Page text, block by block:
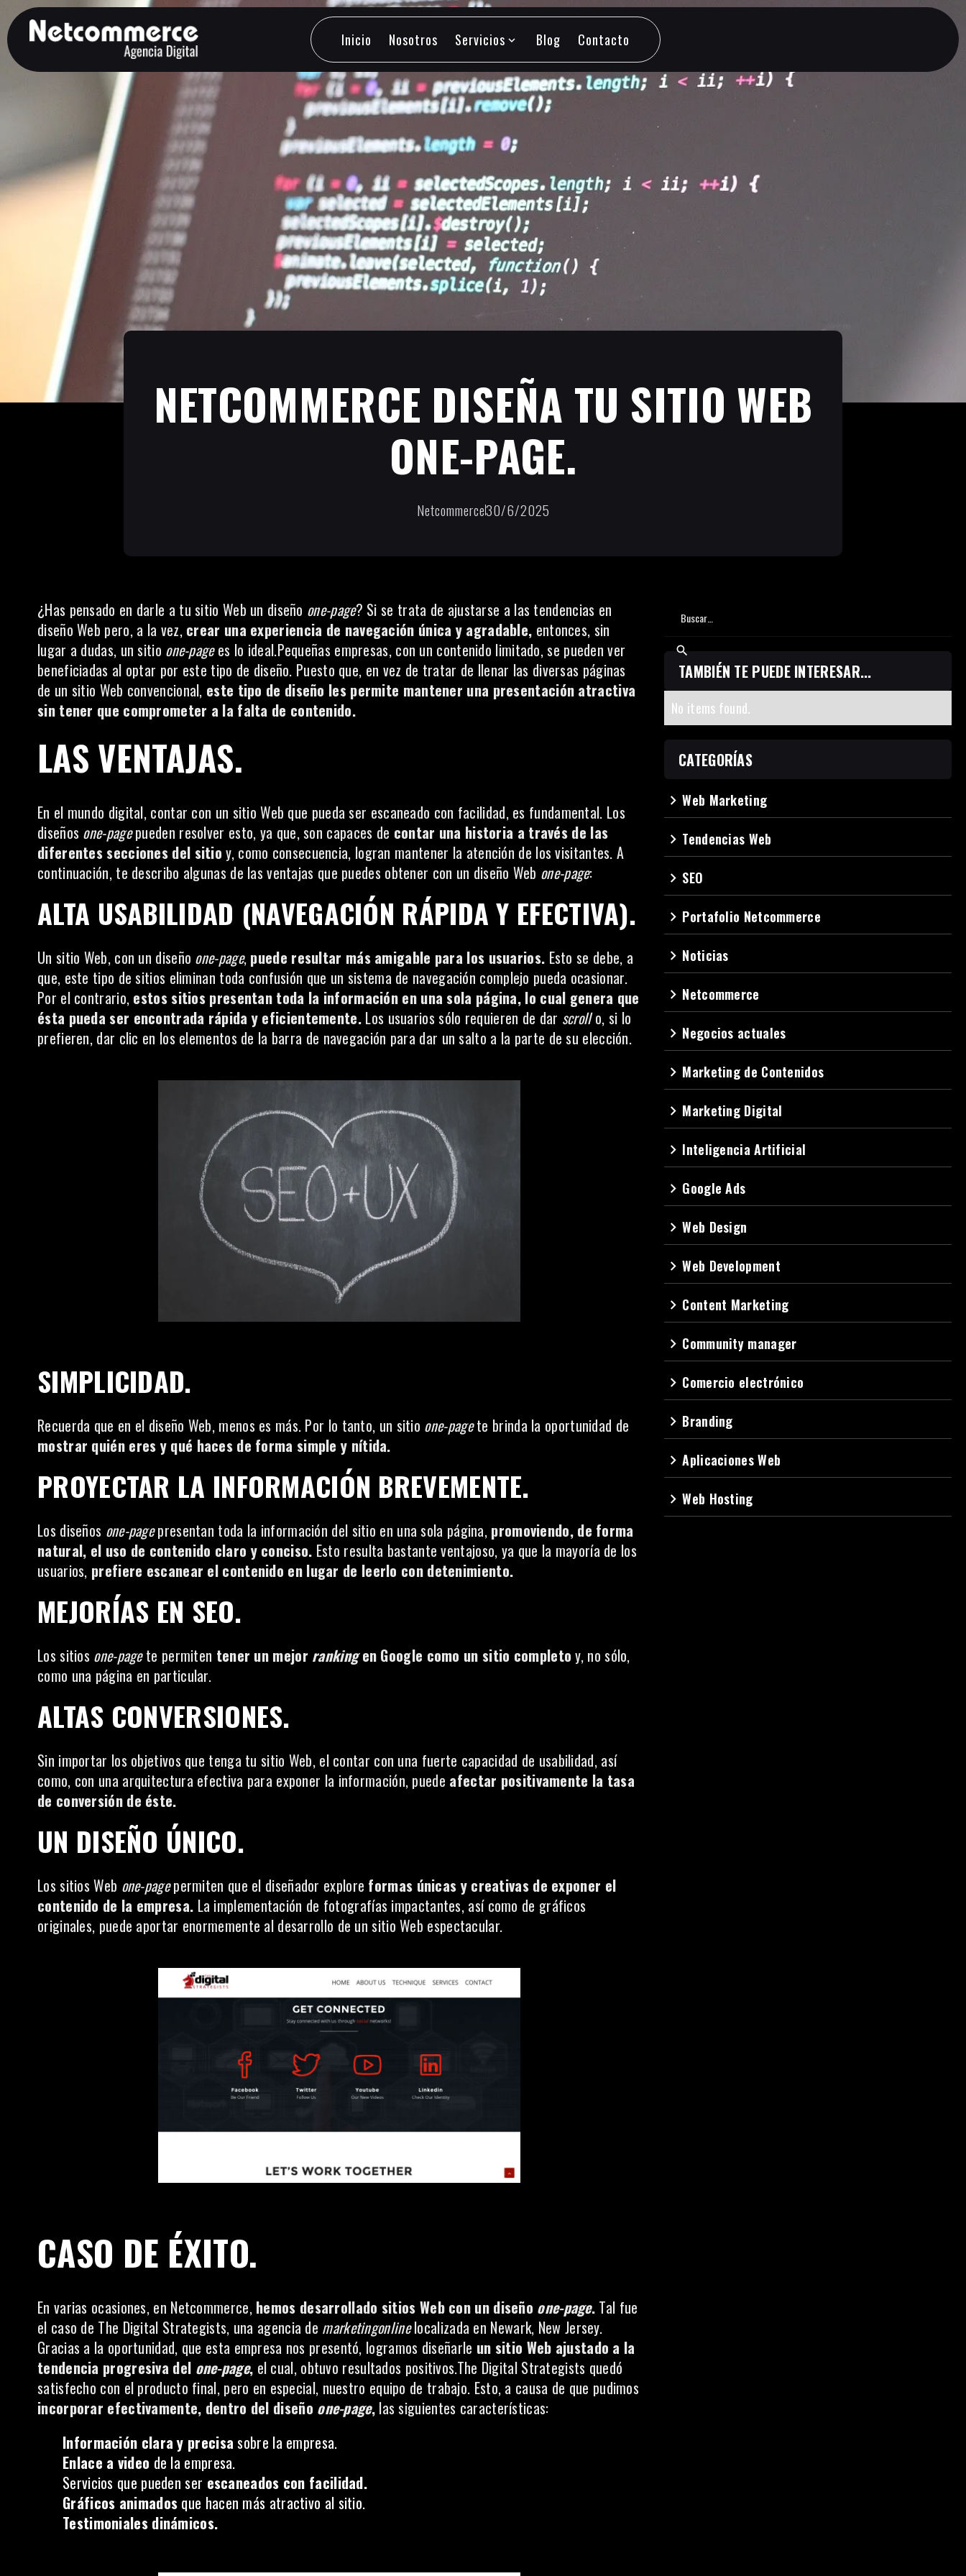
Inicio
Nosotros
Servicios expand_more
Blog
Contacto
NETCOMMERCE DISEÑA TU SITIO WEB
ONE-PAGE.
Netcommerce30/6/2025
¿Has pensado en darle a tu sitio Web un diseño one-page? Si se trata de ajustarse a las tendencias en
diseño Web pero, a la vez, crear una experiencia de navegación única y agradable, entonces, sin
lugar a dudas, un sitio one-pagees lo ideal.Pequeñas empresas, con un contenido limitado, se pueden ver
beneficiadas al optar por este tipo de diseño. Puesto que, en vez de tratar de llenar las diversas páginas
de un sitio Web convencional, este tipo de diseño les permite mantener una presentación atractiva
sin tener que comprometer a la falta de contenido.
LAS VENTAJAS.
En el mundo digital, contar con un sitio Web que pueda ser escaneado con facilidad, es fundamental. Los
diseños one-pagepueden resolver esto, ya que, son capaces de contar una historia a través de las
diferentes secciones del sitio y, como consecuencia, logran mantener la atención de los visitantes. A
continuación, te describo algunas de las ventajas que puedes obtener con un diseño Web one-page:
ALTA USABILIDAD (NAVEGACIÓN RÁPIDA Y EFECTIVA).
Un sitio Web, con un diseño one-page, puede resultar más amigable para los usuarios. Esto se debe, a
que, este tipo de sitios eliminan toda confusión que un sistema de navegación complejo pueda ocasionar.
Por el contrario, estos sitios presentan toda la información en una sola página, lo cual genera que
ésta pueda ser encontrada rápida y eficientemente. Los usuarios sólo requieren de dar scrollo, si lo
prefieren, dar clic en los elementos de la barra de navegación para dar un salto a la parte de su elección.
SIMPLICIDAD.
Recuerda que en el diseño Web, menos es más. Por lo tanto, un sitio one-pagete brinda la oportunidad de
mostrar quién eres y qué haces de forma simple y nítida.
PROYECTAR LA INFORMACIÓN BREVEMENTE.
Los diseños one-pagepresentan toda la información del sitio en una sola página, promoviendo, de forma
natural, el uso de contenido claro y conciso. Esto resulta bastante ventajoso, ya que la mayoría de los
usuarios, prefiere escanear el contenido en lugar de leerlo con detenimiento.
MEJORÍAS EN SEO.
Los sitios one-pagete permiten tener un mejor rankingen Google como un sitio completo y, no sólo,
como una página en particular.
ALTAS CONVERSIONES.
Sin importar los objetivos que tenga tu sitio Web, el contar con una fuerte capacidad de usabilidad, así
como, con una arquitectura efectiva para exponer la información, puede afectar positivamente la tasa
de conversión de éste.
UN DISEÑO ÚNICO.
Los sitios Web one-pagepermiten que el diseñador explore formas únicas y creativas de exponer el
contenido de la empresa. La implementación de fotografías impactantes, así como de gráficos
originales, puede aportar enormemente al desarrollo de un sitio Web espectacular.
CASO DE ÉXITO.
En varias ocasiones, en Netcommerce, hemos desarrollado sitios Web con un diseño one-page. Tal fue
el caso de The Digital Strategists, una agencia de marketingonlinelocalizada en Newark, New Jersey.
Gracias a la oportunidad, que esta empresa nos presentó, logramos diseñarle un sitio Web ajustado a la
tendencia progresiva del one-page, el cual, obtuvo resultados positivos.The Digital Strategists quedó
satisfecho con el producto final, pero en especial, nuestro equipo de trabajo. Esto, a causa de que pudimos
incorporar efectivamente, dentro del diseño one-page, las siguientes características:
Información clara y precisasobre la empresa.
Enlace a video de la empresa.
Servicios que pueden ser escaneados con facilidad.
Gráficos animados que hacen más atractivo al sitio.
Testimoniales dinámicos.
TAMBIÉN TE PUEDE INTERESAR...
No items found.
CATEGORÍAS
navigate_nextWeb Marketing
navigate_next Tendencias Web
navigate_next SEO
navigate_next Portafolio Netcommerce
navigate_next Noticias
navigate_next Netcommerce
navigate_next Negocios actuales
navigate_next Marketing de Contenidos
navigate_next Marketing Digital
navigate_next Inteligencia Artificial
navigate_next Google Ads
navigate_nextWeb Design
navigate_nextWeb Development
navigate_next Content Marketing
navigate_next Community manager
navigate_next Comercio electrónico
navigate_next Branding
navigate_nextAplicaciones Web
navigate_nextWeb Hosting